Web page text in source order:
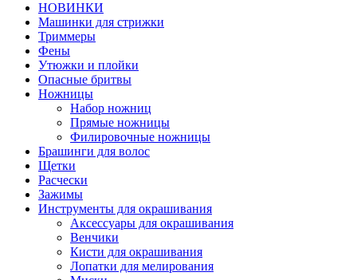
НОВИНКИ
Машинки для стрижки
Триммеры
Фены
Утюжки и плойки
Опасные бритвы
Ножницы
Набор ножниц
Прямые ножницы
Филировочные ножницы
Брашинги для волос
Щетки
Расчески
Зажимы
Инструменты для окрашивания
Аксессуары для окрашивания
Венчики
Кисти для окрашивания
Лопатки для мелирования